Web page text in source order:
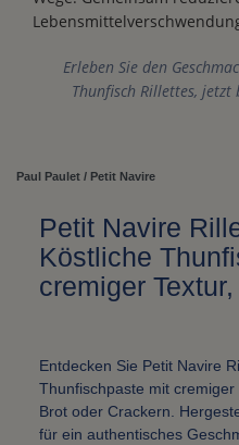
Erleben Sie den
Thunfisch Rillettes, jetzt
Paul Paulet / Petit Navire
Petit Navire
Köstliche
cremiger
Entdecken Sie Petit Navire
Thunfischpaste mit
Brot oder Crackern.
für ein authentisches